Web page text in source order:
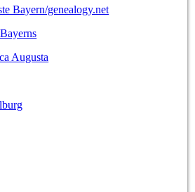
Bayern/genealogy.net
Augusta